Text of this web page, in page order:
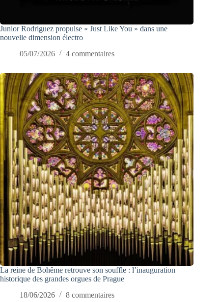
Junior Rodriguez propulse « Just Like You » dans une
nouvelle dimension électro
05/07/2026
4 commentaires
La reine de Bohême retrouve son souffle : l’inauguration
historique des grandes orgues de Prague
18/06/2026
8 commentaires